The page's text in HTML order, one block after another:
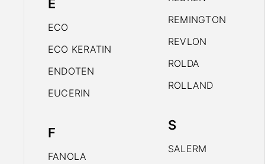
E
ECO
ECO KERATIN
ENDOTEN
EUCERIN
F
FANOLA
REMINGTON
REVLON
ROLDA
ROLLAND
S
SALERM